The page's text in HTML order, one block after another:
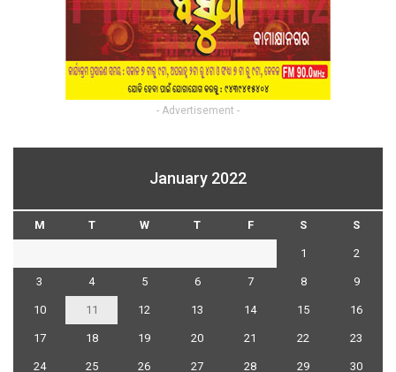
- Advertisement -
January 2022
M T W T F S S
1 2
3 4 5 6 7 8 9
10 11 12 13 14 15 16
17 18 19 20 21 22 23
24 25 26 27 28 29 30